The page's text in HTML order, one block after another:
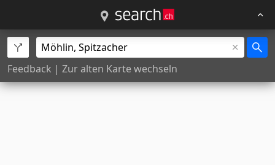
Feedback | Zur alten Karte wechseln